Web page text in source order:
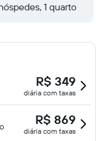
1 quarto
R$ 349
diária com taxas
R$ 869
diária com taxas